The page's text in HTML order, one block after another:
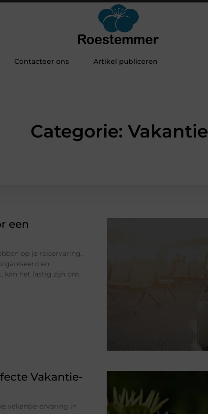
Contacteer ons Artikel publiceren
Categorie: Vakantie
een
op je reiservaring.
en
kan het lastig zijn om
Vakantie-
vakantie-ervaring in